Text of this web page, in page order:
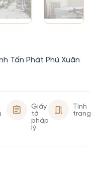
Tấn Phát Phú Xuân
Giấy
tờ
pháp
lý
Tình
trạng